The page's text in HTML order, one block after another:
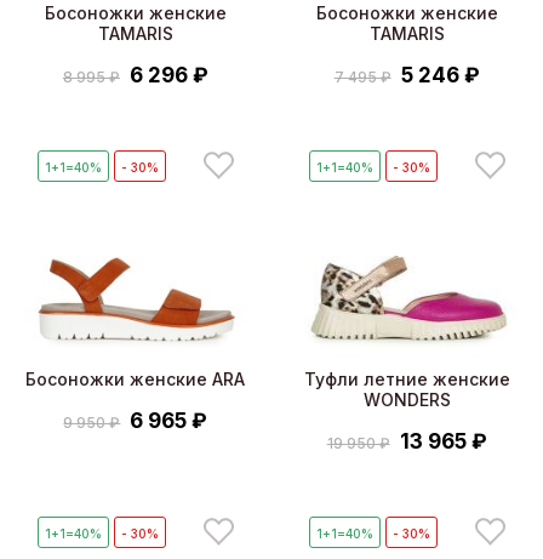
Босоножки женские
TAMARIS
8 995 ₽ 6 296 ₽
Босоножки женские
TAMARIS
7 495 ₽ 5 246 ₽
1+1=40% - 30%
Босоножки женские ARA
9 950 ₽ 6 965 ₽
1+1=40% - 30%
Туфли летние женские
WONDERS
19 950 ₽ 13 965 ₽
1+1=40% - 30% 1+1=40% - 30%